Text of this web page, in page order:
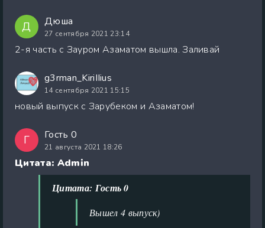
Д Дюша
27 сентября 2021 23:14
2-я часть с Зауром Азаматом вышла. Заливай
g3rman_KiriIIius
14 сентября 2021 15:15
новый выпуск с Зарубеком и Азаматом!
Г Гость 0
21 августа 2021 18:26
Цитата: Admin
Цитата: Гость 0
Вышел 4 выпуск)